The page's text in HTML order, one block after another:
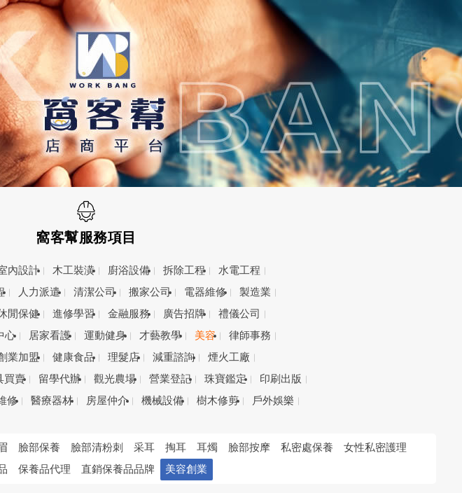
窩客幫服務項目
內設計 木工裝潢 廚浴設備 拆除工程
水電工程
人力派遣 清潔公司 搬家公司 電器維修
製造業
閒保健 進修學習 金融服務 廣告招牌
禮儀公司
心 居家看護 運動健身 才藝教學 美容
律師事務
業加盟 健康食品 理髮店 減重諮詢
煙火工廠
買賣 留學代辦 觀光農場 營業登記 珠寶鑑定
印刷出版
修 醫療器材 房屋仲介 機械設備 樹木修剪
戶外娛樂
臉部保養 臉部清粉刺 采耳 掏耳 耳燭 臉部按摩 私密處保養
女性私密護理
保養品代理 直銷保養品品牌 美容創業